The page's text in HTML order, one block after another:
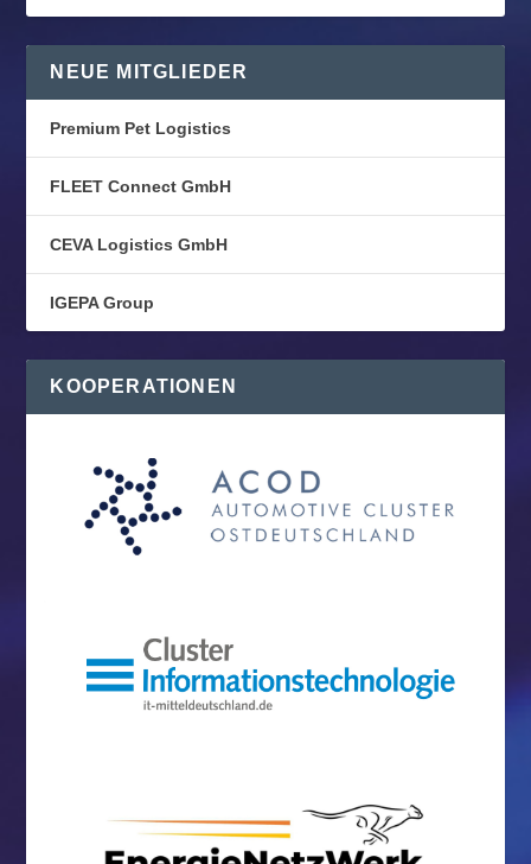
NEUE MITGLIEDER
Premium Pet Logistics
FLEET Connect GmbH
CEVA Logistics GmbH
IGEPA Group
KOOPERATIONEN